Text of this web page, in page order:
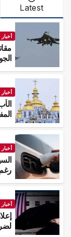
Latest
الجوي
نيوجيرسي
أخبار
الأب
المفقودين
أخبار
السيارات
رغم
أخبار
إعلام:
لضرب